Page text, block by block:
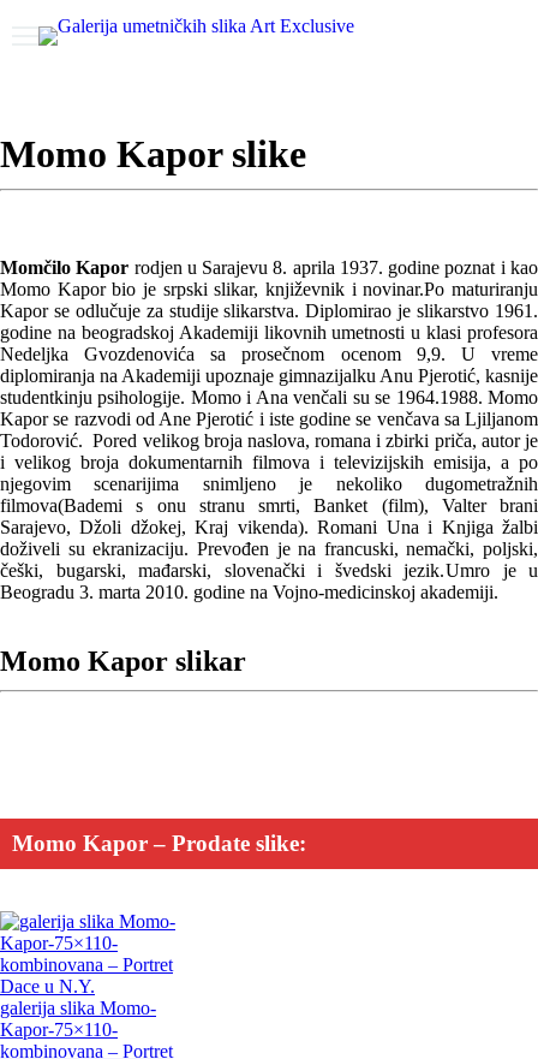
Momo Kapor slike
Momčilo Kapor rodjen u Sarajevu 8. aprila 1937. godine poznat i kao
Momo Kapor bio je srpski slikar, književnik i novinar.Po maturiranju
Kapor se odlučuje za studije slikarstva. Diplomirao je slikarstvo 1961.
godine na beogradskoj Akademiji likovnih umetnosti u klasi profesora
Nedeljka Gvozdenovića sa prosečnom ocenom 9,9. U vreme
diplomiranja na Akademiji upoznaje gimnazijalku Anu Pjerotić, kasnije
studentkinju psihologije. Momo i Ana venčali su se 1964.1988. Momo
Kapor se razvodi od Ane Pjerotić i iste godine se venčava sa Ljiljanom
Todorović. Pored velikog broja naslova, romana i zbirki priča, autor je
i velikog broja dokumentarnih filmova i televizijskih emisija, a po
njegovim scenarijima snimljeno je nekoliko dugometražnih
filmova(Bademi s onu stranu smrti, Banket (film), Valter brani
Sarajevo, Džoli džokej, Kraj vikenda). Romani Una i Knjiga žalbi
doživeli su ekranizaciju. Prevođen je na francuski, nemački, poljski,
češki, bugarski, mađarski, slovenački i švedski jezik.Umro je u
Beogradu 3. marta 2010. godine na Vojno-medicinskoj akademiji.
Momo Kapor slikar
Momo Kapor – Prodate slike:
galerija slika Momo-
Kapor-75×110-
kombinovana – Portret